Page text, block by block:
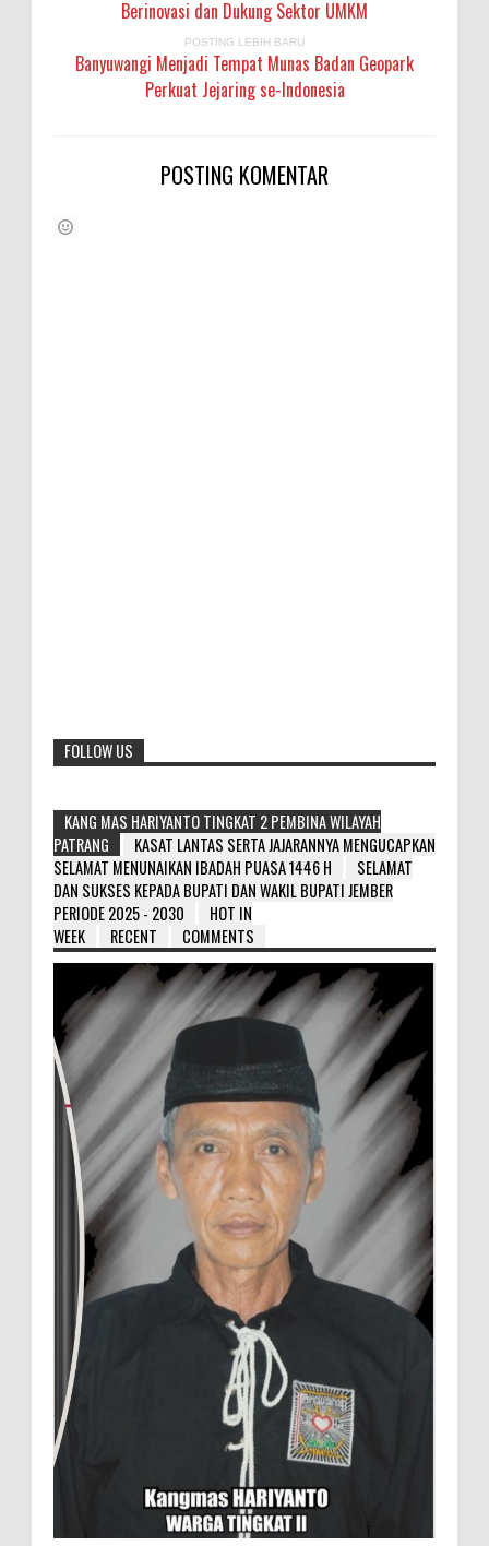
Berinovasi dan Dukung Sektor UMKM
POSTING LEBIH BARU
Banyuwangi Menjadi Tempat Munas Badan Geopark
Perkuat Jejaring se-Indonesia
POSTING KOMENTAR
FOLLOW US
KANG MAS HARIYANTO TINGKAT 2 PEMBINA WILAYAH
PATRANG
KASAT LANTAS SERTA JAJARANNYA MENGUCAPKAN
SELAMAT MENUNAIKAN IBADAH PUASA 1446 H
SELAMAT
DAN SUKSES KEPADA BUPATI DAN WAKIL BUPATI JEMBER
PERIODE 2025 - 2030
HOT IN
WEEK
RECENT COMMENTS